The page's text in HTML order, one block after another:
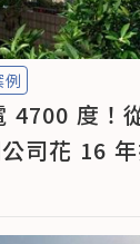
例
4700 度！
司花 16